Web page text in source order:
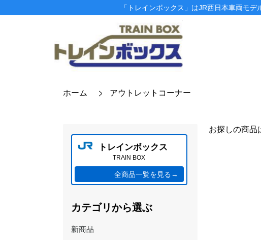
「トレインボックス」はJR西日本車両モ
ホーム アウトレットコーナー
トレインボックス
TRAIN BOX
全商品一覧を見る→
カテゴリから選ぶ
新商品
お探しの商品